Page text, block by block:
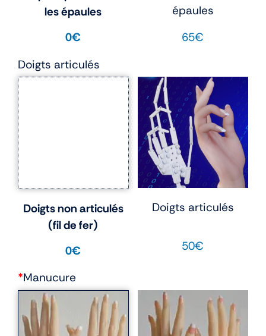
les épaules
0€
épaules
65€
Doigts articulés
Doigts non articulés
(fil de fer)
0€
Doigts articulés
50€
*Manucure